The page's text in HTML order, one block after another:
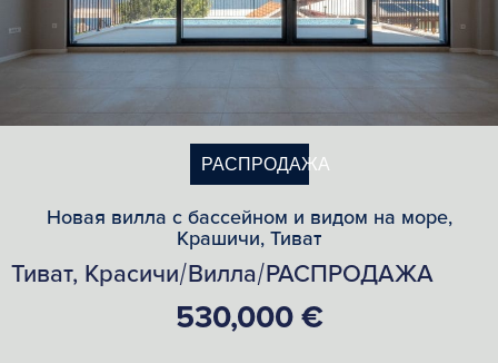
РАСПРОДАЖА
Новая вилла с бассейном и видом на море,
Крашичи, Тиват
Тиват, Красичи/Вилла/РАСПРОДАЖА
530,000 €